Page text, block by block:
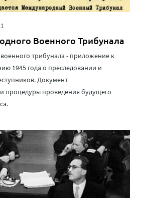
Военного Трибунала
трибунала - приложение к
1945 года о преследовании и
Документ
процедуры проведения будущего